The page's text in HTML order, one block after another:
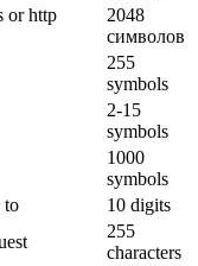
or http
2048
символов
255
symbols
2-15
symbols
1000
symbols
to
10 digits
255
characters